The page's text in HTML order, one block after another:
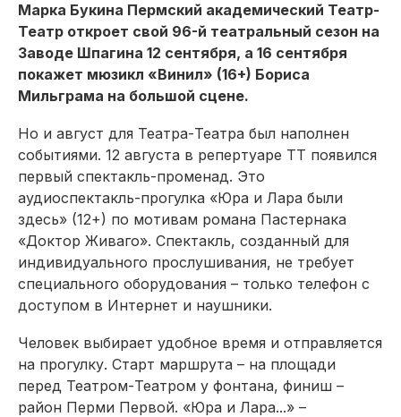
Марка Букина Пермский академический Театр-
Театр откроет свой 96-й театральный сезон на
Заводе Шпагина 12 сентября, а 16 сентября
покажет мюзикл «Винил» (16+) Бориса
Мильграма на большой сцене.
Но и август для Театра-Театра был наполнен
событиями. 12 августа в репертуаре ТТ появился
первый спектакль-променад. Это
аудиоспектакль-прогулка «Юра и Лара были
здесь» (12+) по мотивам романа Пастернака
«Доктор Живаго». Спектакль, созданный для
индивидуального прослушивания, не требует
специального оборудования – только телефон с
доступом в Интернет и наушники.
Человек выбирает удобное время и отправляется
на прогулку. Старт маршрута – на площади
перед Театром-Театром у фонтана, финиш –
район Перми Первой. «Юра и Лара...» –